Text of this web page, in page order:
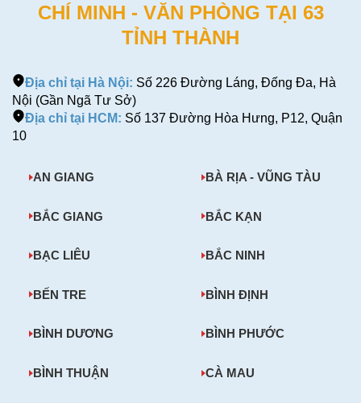
CHÍ MINH - VĂN PHÒNG TẠI 63
TỈNH THÀNH
Địa chỉ tại Hà Nội: Số 226 Đường Láng, Đống Đa, Hà
Nội (Gần Ngã Tư Sở)
Địa chỉ tại HCM: Số 137 Đường Hòa Hưng, P12, Quận
10
AN GIANG BÀ RỊA - VŨNG TÀU
BẮC GIANG BẮC KẠN
BẠC LIÊU BẮC NINH
BẾN TRE BÌNH ĐỊNH
BÌNH DƯƠNG BÌNH PHƯỚC
BÌNH THUẬN CÀ MAU